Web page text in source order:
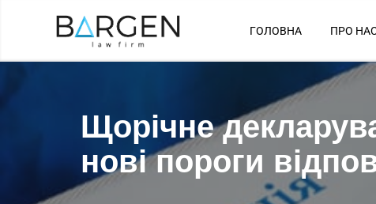
до
ГОЛОВНА ПРО
Щорічне
нові пороги